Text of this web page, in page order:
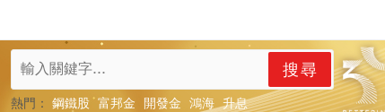
搜尋
熱門： 鋼鐵股 富邦金 開發金 鴻海 升息